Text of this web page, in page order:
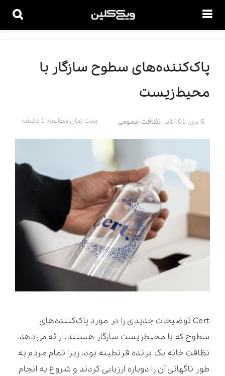
پاک‌کننده‌های سطوح سازگار با
محیط‌زیست
مدت زمان مطالعه: 1 دقیقه 6 دی, 1401 در نظافت عمومی
Cert توضیحات جدیدی را در مورد پاک‌کننده‌های
سطوح که با محیط‌زیست سازگار هستند، ارائه می‌دهد.
نظافت خانه یک برنده قرنطینه بود، زیرا تمام مردم به
طور ناگهانی آن را دوباره ارزیابی کردند و شروع به انجام